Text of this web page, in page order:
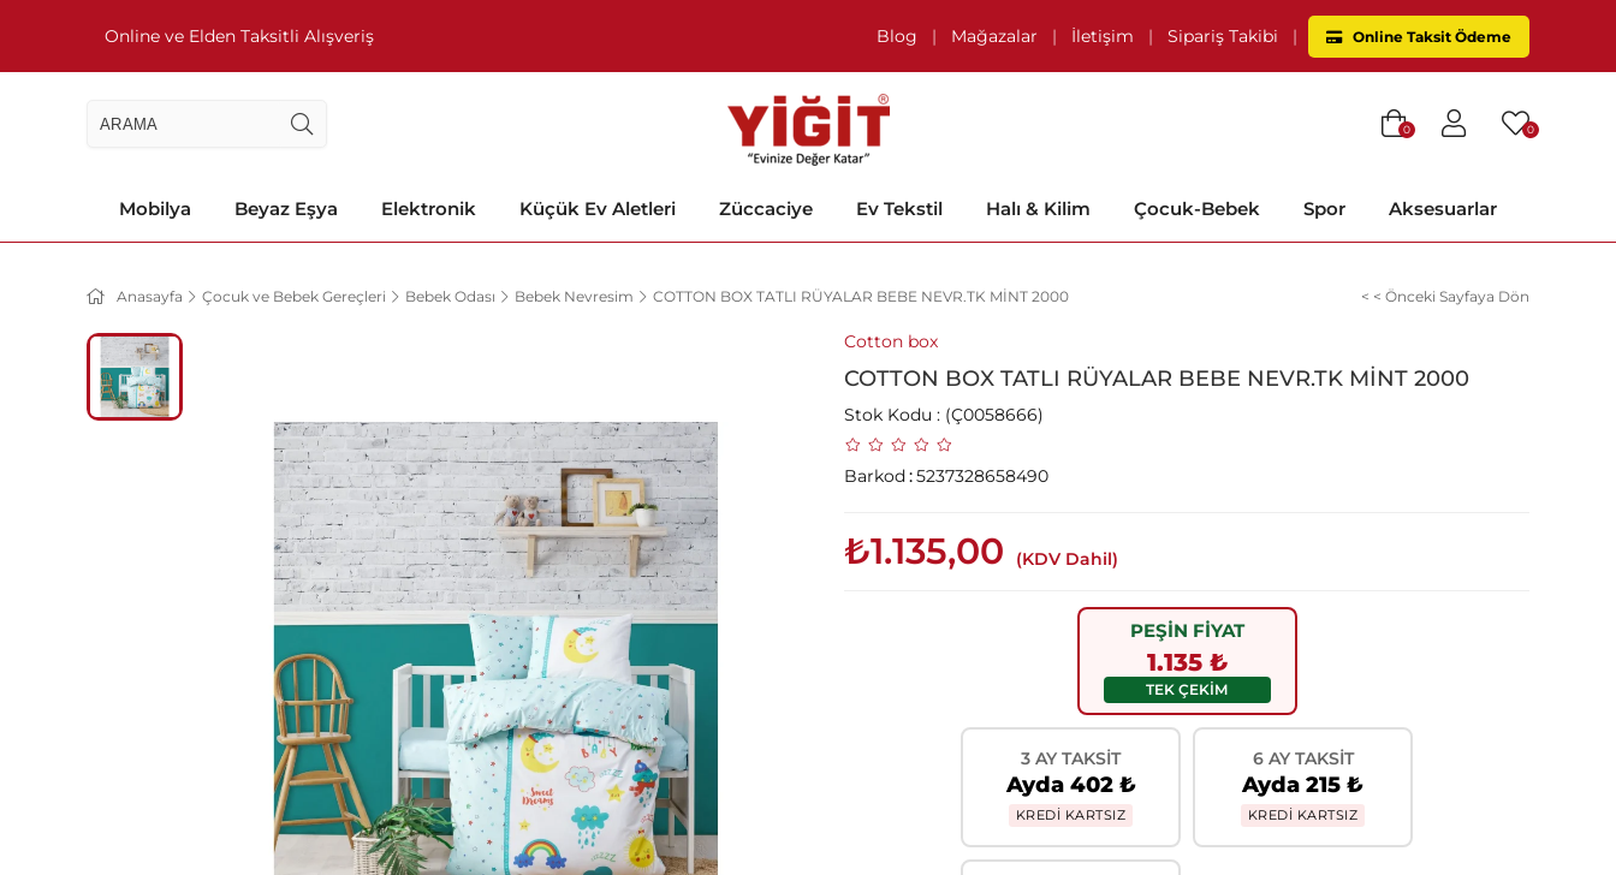
Online ve Elden Taksitli Alışveriş Blog | Mağazalar | İletişim | Sipariş Takibi | Online Taksit Ödeme
0
0
Mobilya Beyaz Eşya Elektronik Küçük Ev Aletleri Züccaciye Ev Tekstil Halı & Kilim Çocuk-Bebek Spor Aksesuarlar
Anasayfa Çocuk ve Bebek Gereçleri Bebek Odası Bebek Nevresim COTTON BOX TATLI RÜYALAR BEBE NEVR.TK MİNT 2000 < < Önceki Sayfaya Dön
Cotton box
COTTON BOX TATLI RÜYALAR BEBE NEVR.TK MİNT 2000
Stok Kodu (Ç0058666)
Barkod:5237328658490
₺1.135,00 (KDV Dahil)
PEŞİN FİYAT
1.135 ₺
TEK ÇEKİM
3 AY TAKSIT
Ayda 402 ₺
KREDİ KARTSIZ
6 AY TAKSIT
Ayda 215 ₺
KREDİ KARTSIZ